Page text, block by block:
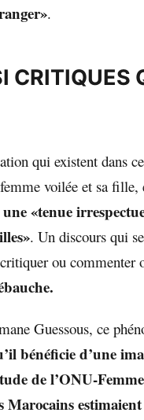
.
CRITIQUES
qui existent dans
voilée et sa
une «tenue
. Un discours qui
ou commenter
Guessous, ce
bénéficie d’une
de l’ONU-
Marocains